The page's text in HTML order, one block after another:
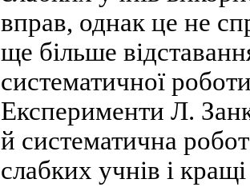
вправ, однак це не
ще більше
систематичної
Експерименти Л.
й систематична
слабких учнів і